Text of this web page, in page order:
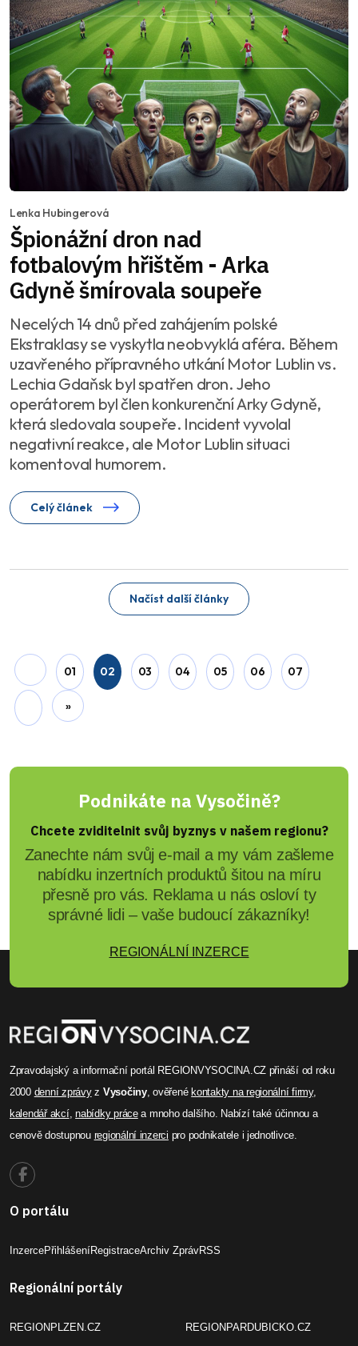
Lenka Hubingerová
Špionážní dron nad
fotbalovým hřištěm - Arka
Gdyně šmírovala soupeře
Necelých 14 dnů před zahájením polské
Ekstraklasy se vyskytla neobvyklá aféra. Během
uzavřeného přípravného utkání Motor Lublin vs.
Lechia Gdaňsk byl spatřen dron. Jeho
operátorem byl člen konkurenční Arky Gdyně,
která sledovala soupeře. Incident vyvolal
negativní reakce, ale Motor Lublin situaci
komentoval humorem.
Celý článek
Jiřina Suchorová
Žďár láká klíčové profese:
Snížené nájmy v Rezidenci
Drdla